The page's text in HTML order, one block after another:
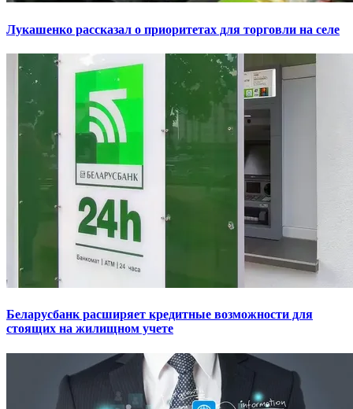
Лукашенко рассказал о приоритетах для торговли на селе
Беларусбанк расширяет кредитные возможности для
стоящих на жилищном учете